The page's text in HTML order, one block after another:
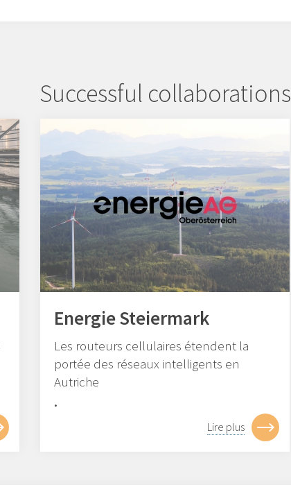
Successful collaborations
Energie Steiermark
Les routeurs cellulaires étendent la
portée des réseaux intelligents en
Autriche
.
Lire plus